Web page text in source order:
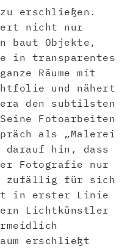
erschließen.
nicht nur
baut Objekte,
in transparentes
Räume mit
und nähert
den subtilsten
Fotoarbeiten
als „Malerei
hin, dass
Fotografie nur
zufällig für sich
in erster Linie
Lichtkünstler
erschließt